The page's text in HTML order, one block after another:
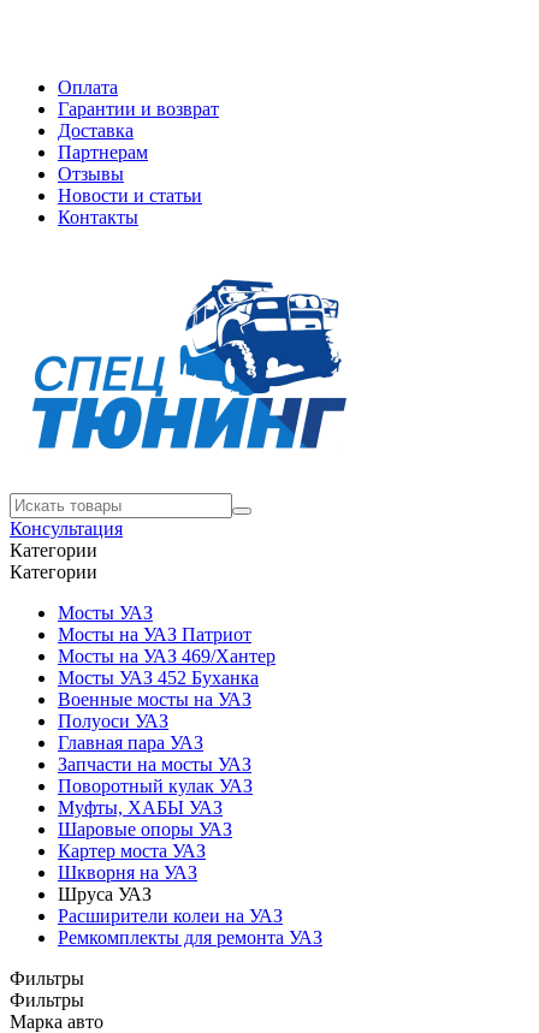
Оплата
Гарантии и возврат
Доставка
Партнерам
Отзывы
Новости и статьи
Контакты
Консультация
Категории
Категории
Мосты УАЗ
Мосты на УАЗ Патриот
Мосты на УАЗ 469/Хантер
Мосты УАЗ 452 Буханка
Военные мосты на УАЗ
Полуоси УАЗ
Главная пара УАЗ
Запчасти на мосты УАЗ
Поворотный кулак УАЗ
Муфты, ХАБЫ УАЗ
Шаровые опоры УАЗ
Картер моста УАЗ
Шкворня на УАЗ
Шруса УАЗ
Расширители колеи на УАЗ
Ремкомплекты для ремонта УАЗ
Фильтры
Фильтры
Марка авто